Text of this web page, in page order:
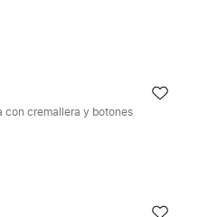
con cremallera y botones